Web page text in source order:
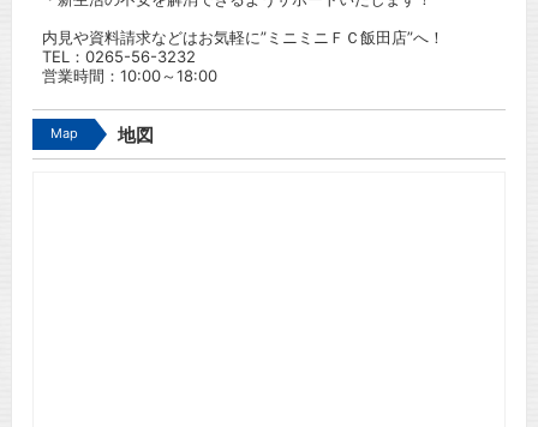
内見や資料請求などはお気軽に”ミニミニＦＣ飯田店”へ！
TEL： 0265-56-3232
営業時間：10:00～18:00
Map 地図